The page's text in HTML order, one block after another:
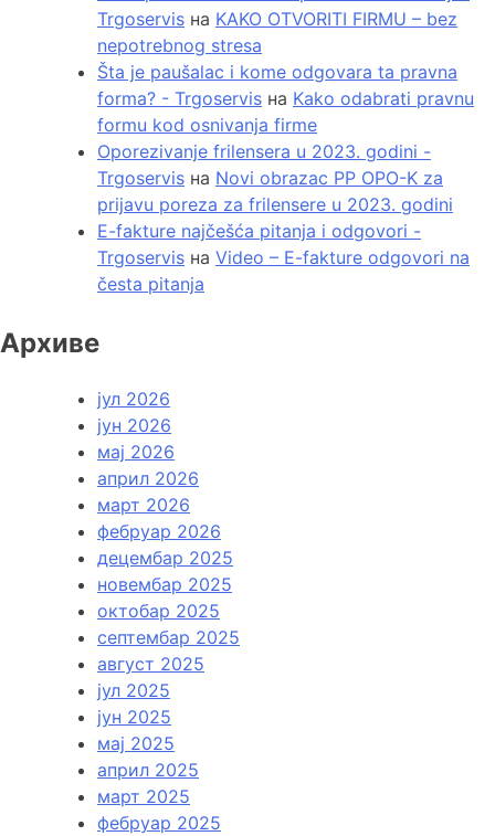
Trgoservis на KAKO OTVORITI FIRMU – bez
nepotrebnog stresa
Šta je paušalac i kome odgovara ta pravna
forma? - Trgoservis на Kako odabrati pravnu
formu kod osnivanja firme
Oporezivanje frilensera u 2023. godini -
Trgoservis на Novi obrazac PP OPO-K za
prijavu poreza za frilensere u 2023. godini
E-fakture najčešća pitanja i odgovori -
Trgoservis на Video – E-fakture odgovori na
česta pitanja
Архиве
јул 2026
јун 2026
мај 2026
април 2026
март 2026
фебруар 2026
децембар 2025
новембар 2025
октобар 2025
септембар 2025
август 2025
јул 2025
јун 2025
мај 2025
април 2025
март 2025
фебруар 2025